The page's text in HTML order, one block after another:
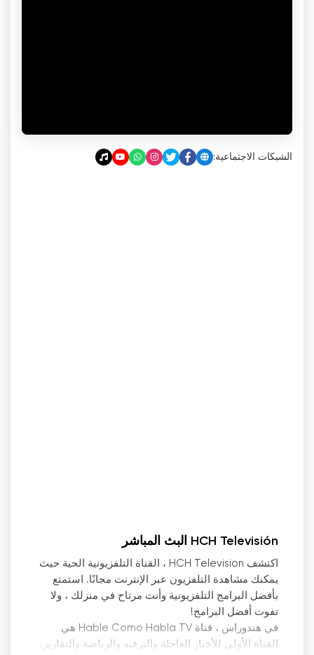
الشبكات الاجتماعية:
HCH Televisión البث المباشر
اكتشف HCH Television ، القناة التلفزيونية الحية حيث
يمكنك مشاهدة التلفزيون عبر الإنترنت مجانًا. استمتع
بأفضل البرامج التلفزيونية وأنت مرتاح في منزلك ، ولا
تفوت أفضل البرامج!
في هندوراس ، قناة Hable Como Habla TV هي
القناة الأولى للأخبار العاجلة والترفيه والرياضة والتقارير.